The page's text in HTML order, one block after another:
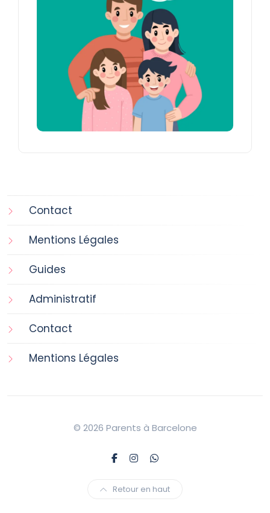
Contact
Mentions Légales
Guides
Administratif
Contact
Mentions Légales
© 2026 Parents à Barcelone
Retour en haut